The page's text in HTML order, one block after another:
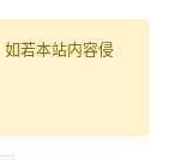
如若本站内容侵